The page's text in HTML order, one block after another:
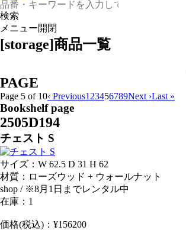
検索
メニュー開閉
[storage]商品一覧
PAGE
Page 5 of 10‹ Previous1 23456789Next ›Last »
Bookshelf page
2505D194
チェスト S
サイズ：W 62.5 D 31 H 62
材質：ローズウッド + ウォールナット
shop / ※8月1日までレンタル中
在庫：1
価格(税込)：¥156200